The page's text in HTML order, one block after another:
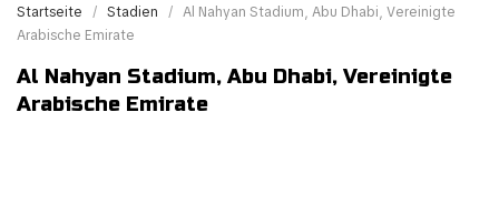
Startseite Stadien
Al Nahyan Stadium, Abu Dhabi, Vereinigte
Arabische Emirate
Al Nahyan Stadium, Abu Dhabi, Vereinigte
Arabische Emirate